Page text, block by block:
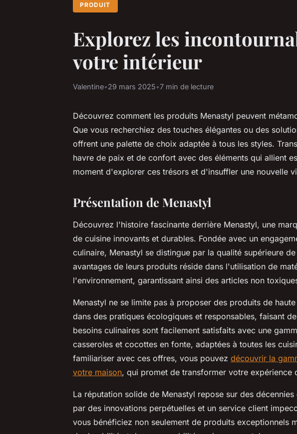
PRODUIT
Explorez les
votre intérieur
Valentine•29 mars 2025•7 min de lecture
Découvrez comment les produits Menastyl peuvent
Que vous recherchiez des touches élégantes ou des
offrent une palette de choix adaptée à tous les styles.
havre de paix et de confort avec des éléments qui allient
moment d'explorer ces trésors et d'insuffler une nouvelle
Présentation de Menastyl
Découvrez l'histoire fascinante derrière Menastyl, une
de cuisine innovants et durables. Fondée avec un
culinaire, Menastyl se distingue par la qualité supérieure
avantages de leurs produits réside dans l'utilisation de
l'environnement, garantissant ainsi des articles non
Menastyl ne se limite pas à proposer des produits de
dans des pratiques écologiques et responsables, faisant
besoins culinaires sont facilement satisfaits avec une
casseroles et cocottes en fonte, adaptées à toutes les
familiariser avec ces offres, vous pouvez découvrir la
votre maison, qui promet de transformer votre expérience
La réputation solide de Menastyl repose sur des
par des innovations perpétuelles et un service client
vous bénéficiez non seulement de produits exceptionnels